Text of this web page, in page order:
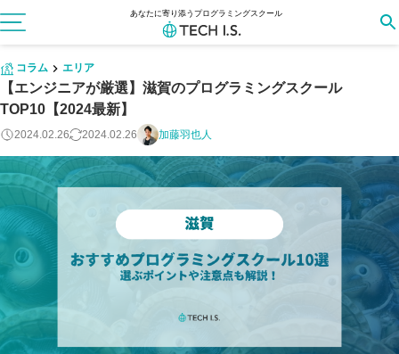
あなたに寄り添うプログラミングスクール
コラム エリア
【エンジニアが厳選】滋賀のプログラミングスクール
TOP10【2024最新】
2024.02.26 2024.02.26 加藤羽也人